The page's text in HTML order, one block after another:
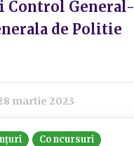
Control General-
de Politie
martie 2023
Concursuri